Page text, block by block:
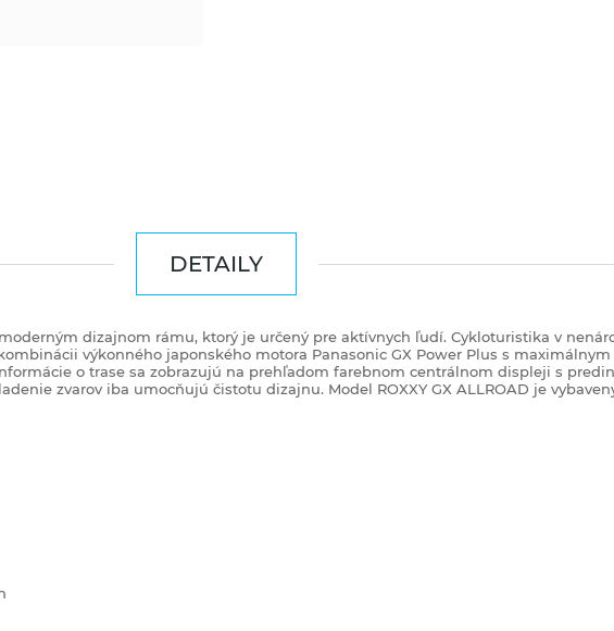
DETAILY
dizajnom rámu, ktorý je určený pre aktívnych ľudí. Cykloturistika v
výkonného japonského motora Panasonic GX Power Plus s
o trase sa zobrazujú na prehľadom farebnom centrálnom displeji s
zvarov iba umocňujú čistotu dizajnu. Model ROXXY GX ALLROAD je